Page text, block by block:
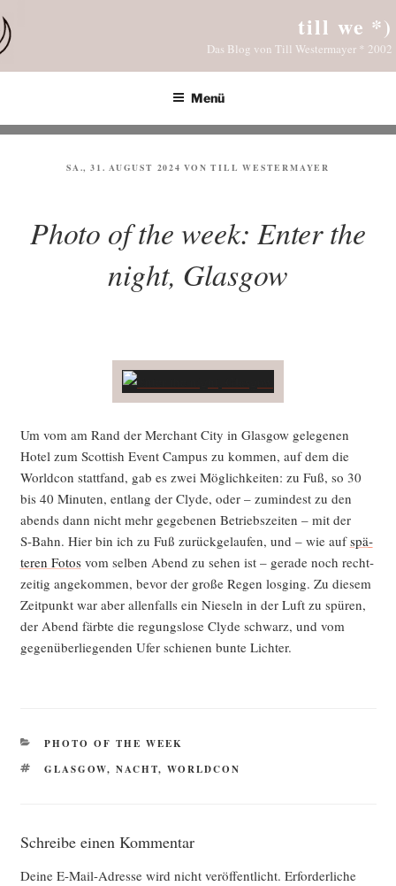
Inhalt
springen
till we *)
Das Blog von Till Westermayer * 2002
Menü
VERÖFFENTLICHT
SA., 31. AUGUST 2024 VONTILL WESTERMAYER
Photo of the week: Enter the
night, Glasgow
Um vom am Rand der Mer­chant City in Glas­gow gele­ge­nen
Hotel zum Scot­tish Event Cam­pus zu kom­men, auf dem die
World­con statt­fand, gab es zwei Mög­lich­kei­ten: zu Fuß, so 30
bis 40 Minu­ten, ent­lang der Cly­de, oder – zumin­dest zu den
abends dann nicht mehr gege­be­nen Betriebs­zei­ten – mit der
S‑Bahn. Hier bin ich zu Fuß zurück­ge­lau­fen, und – wie aufspä­
te­ren Fotosvom sel­ben Abend zu sehen ist – gera­de noch recht­
zei­tig ange­kom­men, bevor der gro­ße Regen los­ging. Zu die­sem
Zeit­punkt war aber allen­falls ein Nie­seln in der Luft zu spü­ren,
der Abend färb­te die regungs­lo­se Cly­de schwarz, und vom
gegen­über­lie­gen­den Ufer schie­nen bun­te Lichter.
KATEGORIEN
PHOTO OF THE WEEK
SCHLAGWÖRTER
GLASGOW, NACHT, WORLDCON
Schreibe einen Kommentar
Deine E-Mail-Adresse wird nicht veröffentlicht. Erforderliche